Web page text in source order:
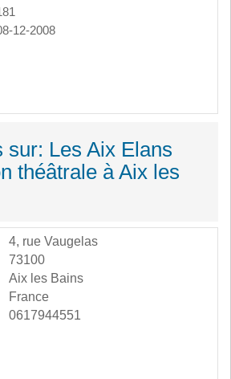
12-2008
sur: Les Aix Elans
théâtrale à Aix les
4, rue Vaugelas
73100
Aix les Bains
France
0617944551